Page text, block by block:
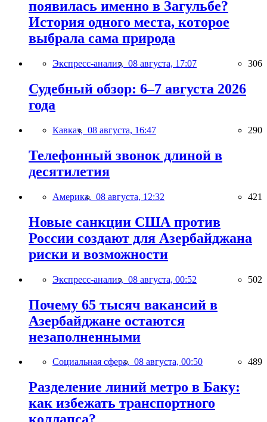
появилась именно в Загульбе?
История одного места, которое
выбрала сама природа
Экспресс-анализ, 08 августа, 17:07 306
Судебный обзор: 6–7 августа 2026
года
Кавказ, 08 августа, 16:47 290
Телефонный звонок длиной в
десятилетия
Америка, 08 августа, 12:32 421
Новые санкции США против
России создают для Азербайджана
риски и возможности
Экспресс-анализ, 08 августа, 00:52 502
Почему 65 тысяч вакансий в
Азербайджане остаются
незаполненными
Социальная сфера, 08 августа, 00:50 489
Разделение линий метро в Баку:
как избежать транспортного